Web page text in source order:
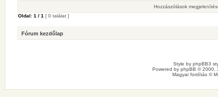
Hozzászólások
Oldal: 1 / 1 [ 0 találat ]
Fórum kezdőlap
Style by phpBB3
Powered by phpBB © 2000,
Magyar fordítás ©